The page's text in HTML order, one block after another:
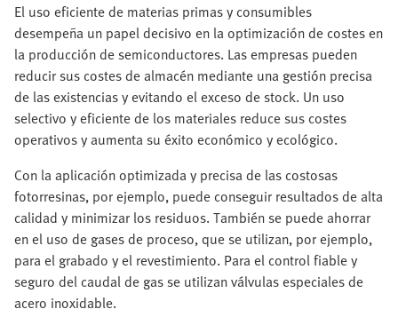
El uso eficiente de materias primas y consumibles
desempeña un papel decisivo en la optimización de costes en
la producción de semiconductores. Las empresas pueden
reducir sus costes de almacén mediante una gestión precisa
de las existencias y evitando el exceso de stock. Un uso
selectivo y eficiente de los materiales reduce sus costes
operativos y aumenta su éxito económico y ecológico.
Con la aplicación optimizada y precisa de las costosas
fotorresinas, por ejemplo, puede conseguir resultados de alta
calidad y minimizar los residuos. También se puede ahorrar
en el uso de gases de proceso, que se utilizan, por ejemplo,
para el grabado y el revestimiento. Para el control fiable y
seguro del caudal de gas se utilizan válvulas especiales de
acero inoxidable.